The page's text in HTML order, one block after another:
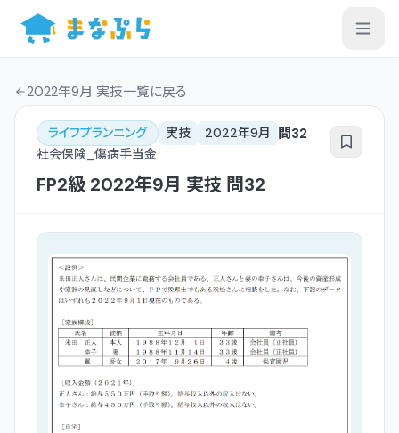
2022年9月 実技一覧に戻る
ライフプランニング 実技 2022年9月 問32
社会保険_傷病手当金
FP2級 2022年9月 実技 問32